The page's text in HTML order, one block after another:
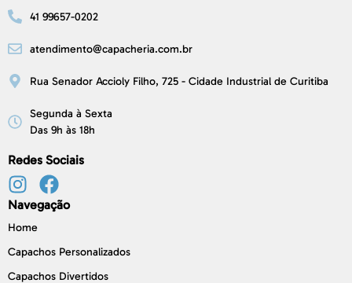
41 99657-0202
atendimento@capacheria.com.br
Rua Senador Accioly Filho, 725 - Cidade Industrial de Curitiba
Segunda à Sexta
Das 9h às 18h
Redes Sociais
Navegação
Home
Capachos Personalizados
Capachos Divertidos